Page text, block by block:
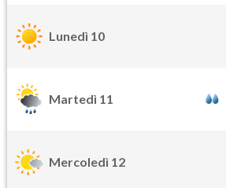
Lunedì 10
Martedì 11
Mercoledì 12